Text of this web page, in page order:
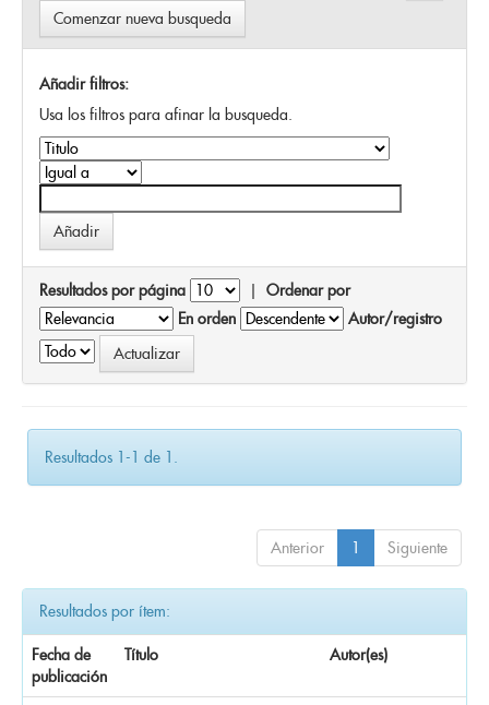
Comenzar nueva busqueda
Añadir filtros:
Usa los filtros para afinar la busqueda.
Resultados por página | Ordenar por
En orden
Autor/registro
Resultados 1-1 de 1.
Anterior 1 Siguiente
Resultados por ítem:
Fecha de
publicación
Título Autor(es)